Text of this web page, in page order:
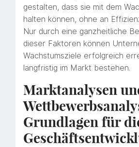
gestalten, dass sie mit dem
halten können, ohne an
Nur durch eine ganzheitliche
dieser Faktoren können
Wachstumsziele erfolgreich
langfristig im Markt bestehen.
Marktanalysen
Grundlagen für